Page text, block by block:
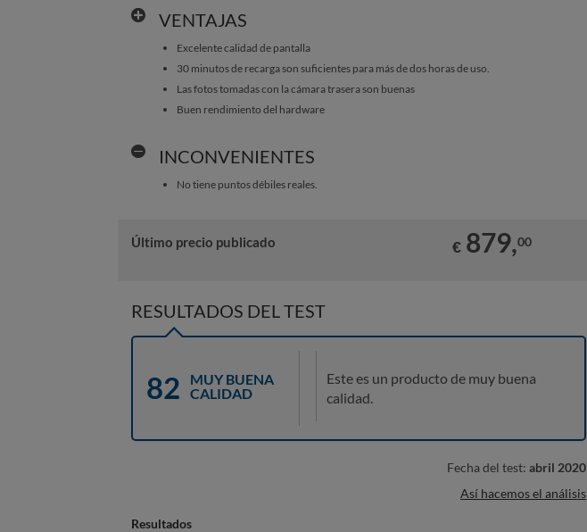
VENTAJAS
Excelente calidad de pantalla
30 minutos de recarga son suficientes para más de dos horas de uso.
Las fotos tomadas con la cámara trasera son buenas
Buen rendimiento del hardware
INCONVENIENTES
No tiene puntos débiles reales.
Último precio publicado € 879,00
RESULTADOS DEL TEST
82
MUY BUENA
CALIDAD
Este es un producto de muy buena
calidad.
Fecha del test: abril 2020
Así hacemos el análisis
Resultados